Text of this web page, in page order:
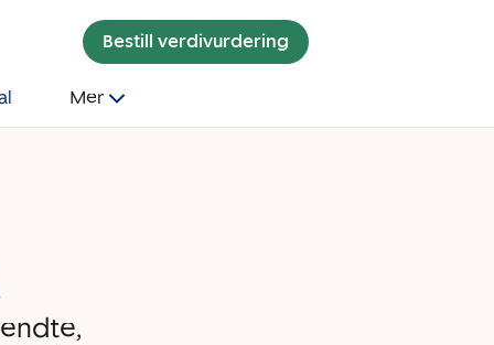
Bestill verdivurdering
Mer